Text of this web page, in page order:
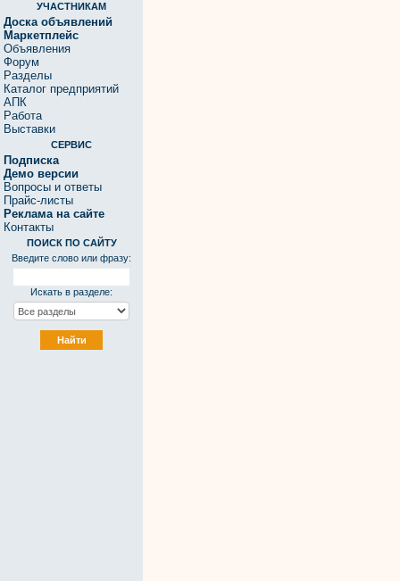
УЧАСТНИКАМ
Доска объявлений
Маркетплейс
Объявления
Форум
Разделы
Каталог предприятий
АПК
Работа
Выставки
СЕРВИС
Подписка
Демо версии
Вопросы и ответы
Прайс-листы
Реклама на сайте
Контакты
ПОИСК ПО САЙТУ
Введите слово или фразу:
Искать в разделе: